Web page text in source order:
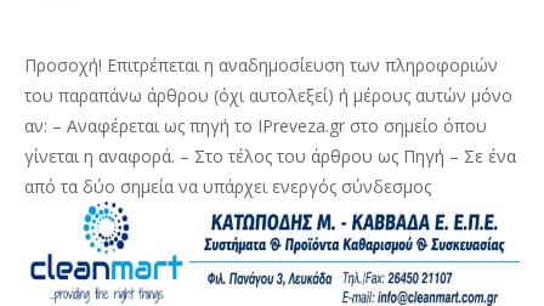
Προσοχή! Επιτρέπεται η αναδημοσίευση των πληροφοριών
του παραπάνω άρθρου (όχι αυτολεξεί) ή μέρους αυτών μόνο
αν: – Αναφέρεται ως πηγή το IPreveza.gr στο σημείο όπου
γίνεται η αναφορά. – Στο τέλος του άρθρου ως Πηγή – Σε ένα
από τα δύο σημεία να υπάρχει ενεργός σύνδεσμος